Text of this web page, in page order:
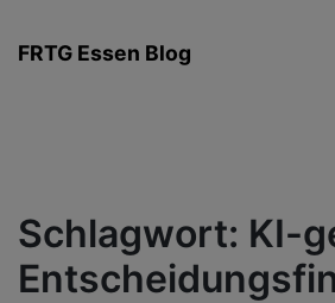
Inhalt
FRTG Essen Blog
Schlagwort: KI-